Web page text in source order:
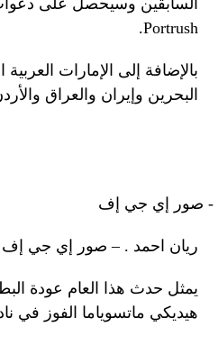
Portrush.
بالإضافة إلى الإمارات
البحرين وإيران والعراق
ريان احمد . – صور إي جي إف
هيديكي ماتسوياما الفوز في